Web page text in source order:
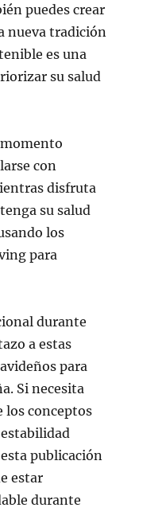
puedes crear
nueva tradición
es una
su salud
con
disfruta
su salud
los
para
durante
a estas
para
Si necesita
los conceptos
publicación
estar
durante